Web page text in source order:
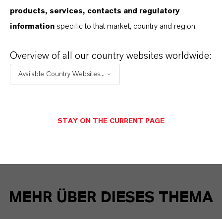
Kontakt
Wirtschaft, Produkte, Nachhaltigkeit
MEHR ÜBER DIESES THEMA
products, services, contacts and regulatory
information specific to that market, country and region.
Overview of all our country websites worldwide:
Available Country Websites...
STAY ON THE CURRENT PAGE